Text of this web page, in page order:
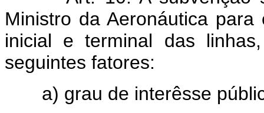
Ministro da Aeronáutica
inicial e terminal das
seguintes fatores:
a) grau de interêsse